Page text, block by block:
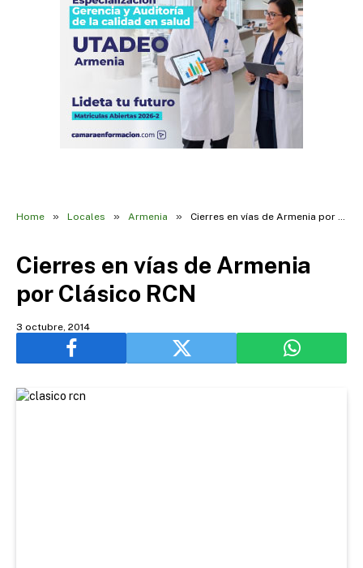
Home » Locales » Armenia » Cierres en vías de Armenia por Clásico RCN
Cierres en vías de Armenia
por Clásico RCN
3 octubre, 2014